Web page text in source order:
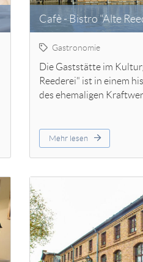
Cafè - Bistro "Alte
Gastronomie
Die Gaststätte im
Reederei" ist in einem
des ehemaligen
Mehr lesen